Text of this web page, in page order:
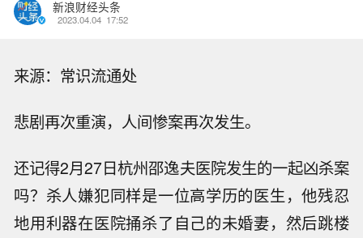
新浪财经头条
2023.04.04 17:52
来源：常识流通处
悲剧再次重演，人间惨案再次发生。
还记得2月27日杭州邵逸夫医院发生的一起凶杀案
吗？杀人嫌犯同样是一位高学历的医生，他残忍
地用利器在医院捅杀了自己的未婚妻，然后跳楼